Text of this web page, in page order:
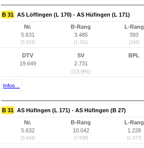
B 31 AS Löffingen (L 170) - AS Hüfingen (L 171)
Nr.
5.631
(5.633)
B-Rang
3.485
(1.211)
L-Rang
393
(246)
DTV
19.649
SV
2.731
(13,9%)
BPL
Infos...
B 31 AS Hüfingen (L 171) - AS Hüfingen (B 27)
Nr.
5.632
(5.634)
B-Rang
10.042
(7.638)
L-Rang
1.228
(1.077)